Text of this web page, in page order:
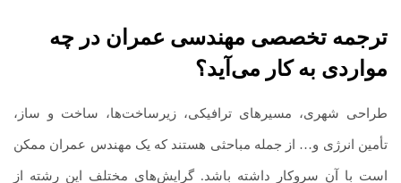
ترجمه تخصصی مهندسی عمران در چه
مواردی به کار می‌آید؟
طراحی شهری، مسیرهای ترافیکی، زیرساخت‌ها، ساخت و ساز،
تأمین انرژی و… از جمله مباحثی هستند که یک مهندس عمران ممکن
است با آن سروکار داشته باشد. گرایش‌های مختلف این رشته از